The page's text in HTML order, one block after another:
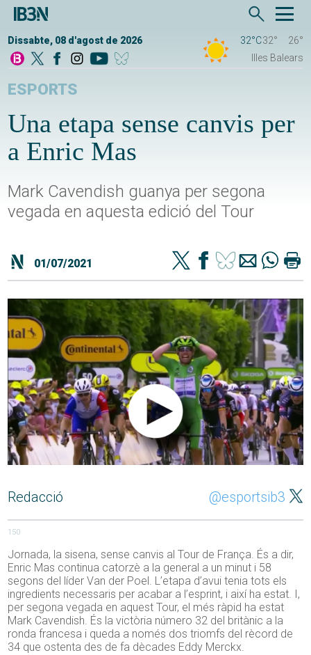
Dissabte, 08 d'agost de 2026 32°C32°
26°
Illes Balears
ESPORTS
Una etapa sense canvis per
a Enric Mas
Mark Cavendish guanya per segona
vegada en aquesta edició del Tour
01/07/2021
Redacció @esportsib3
150
Jornada, la sisena, sense canvis al Tour de França. És a dir,
Enric Mas continua catorzè a la general a un minut i 58
segons del líder Van der Poel. L’etapa d’avui tenia tots els
ingredients necessaris per acabar a l’esprint, i així ha estat. I,
per segona vegada en aquest Tour, el més ràpid ha estat
Mark Cavendish. És la victòria número 32 del britànic a la
ronda francesa i queda a només dos triomfs del rècord de
34 que ostenta des de fa dècades Eddy Merckx.